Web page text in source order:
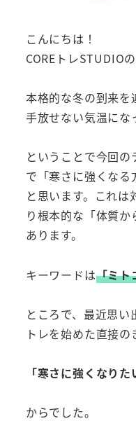
こんにちは！
COREトレSTUDIO
本格的な冬の到来
手放せない気温にな
ということで今回
で「寒さに強くなる
と思います。これ
り根本的な「体質
あります。
キーワードは「ミト
ところで、最近思
トレを始めた直接の
「寒さに強くなりた
からでした。